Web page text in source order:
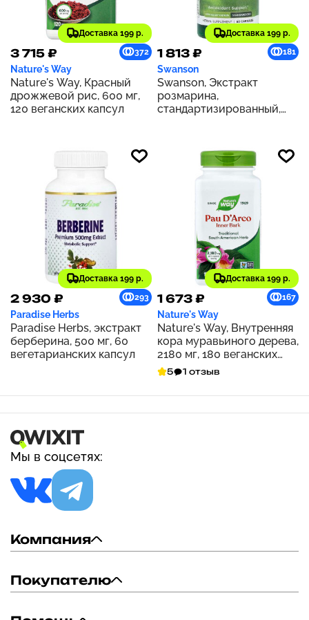
Доставка 199 р.
3 715 ₽ 372
Nature's Way
Nature's Way, Красный
дрожжевой рис, 600 мг,
120 веганских капсул
Доставка 199 р.
1 813 ₽ 181
Swanson
Swanson, Экстракт
розмарина,
стандартизированный,
Доставка 199 р.
2 930 ₽ 293
Paradise Herbs
Paradise Herbs, экстракт
берберина, 500 мг, 60
вегетарианских капсул
Доставка 199 р.
1 673 ₽ 167
Nature's Way
Nature's Way, Внутренняя
кора муравьиного дерева,
2180 мг, 180 веганских
капсул (545 мг на капсулу)
5 1 отзыв
Мы в соцсетях:
Компания
Покупателю